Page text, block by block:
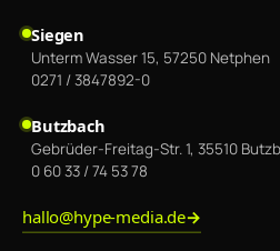
Siegen
Unterm Wasser 15, 57250 Netphen
0271 / 3847892-0
Butzbach
Gebrüder-Freitag-Str. 1, 35510
0 60 33 / 74 53 78
hallo@hype-media.de